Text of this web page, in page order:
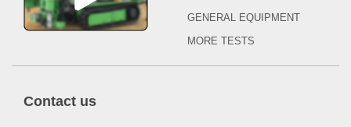
GENERAL EQUIPMENT
MORE TESTS
Contact us